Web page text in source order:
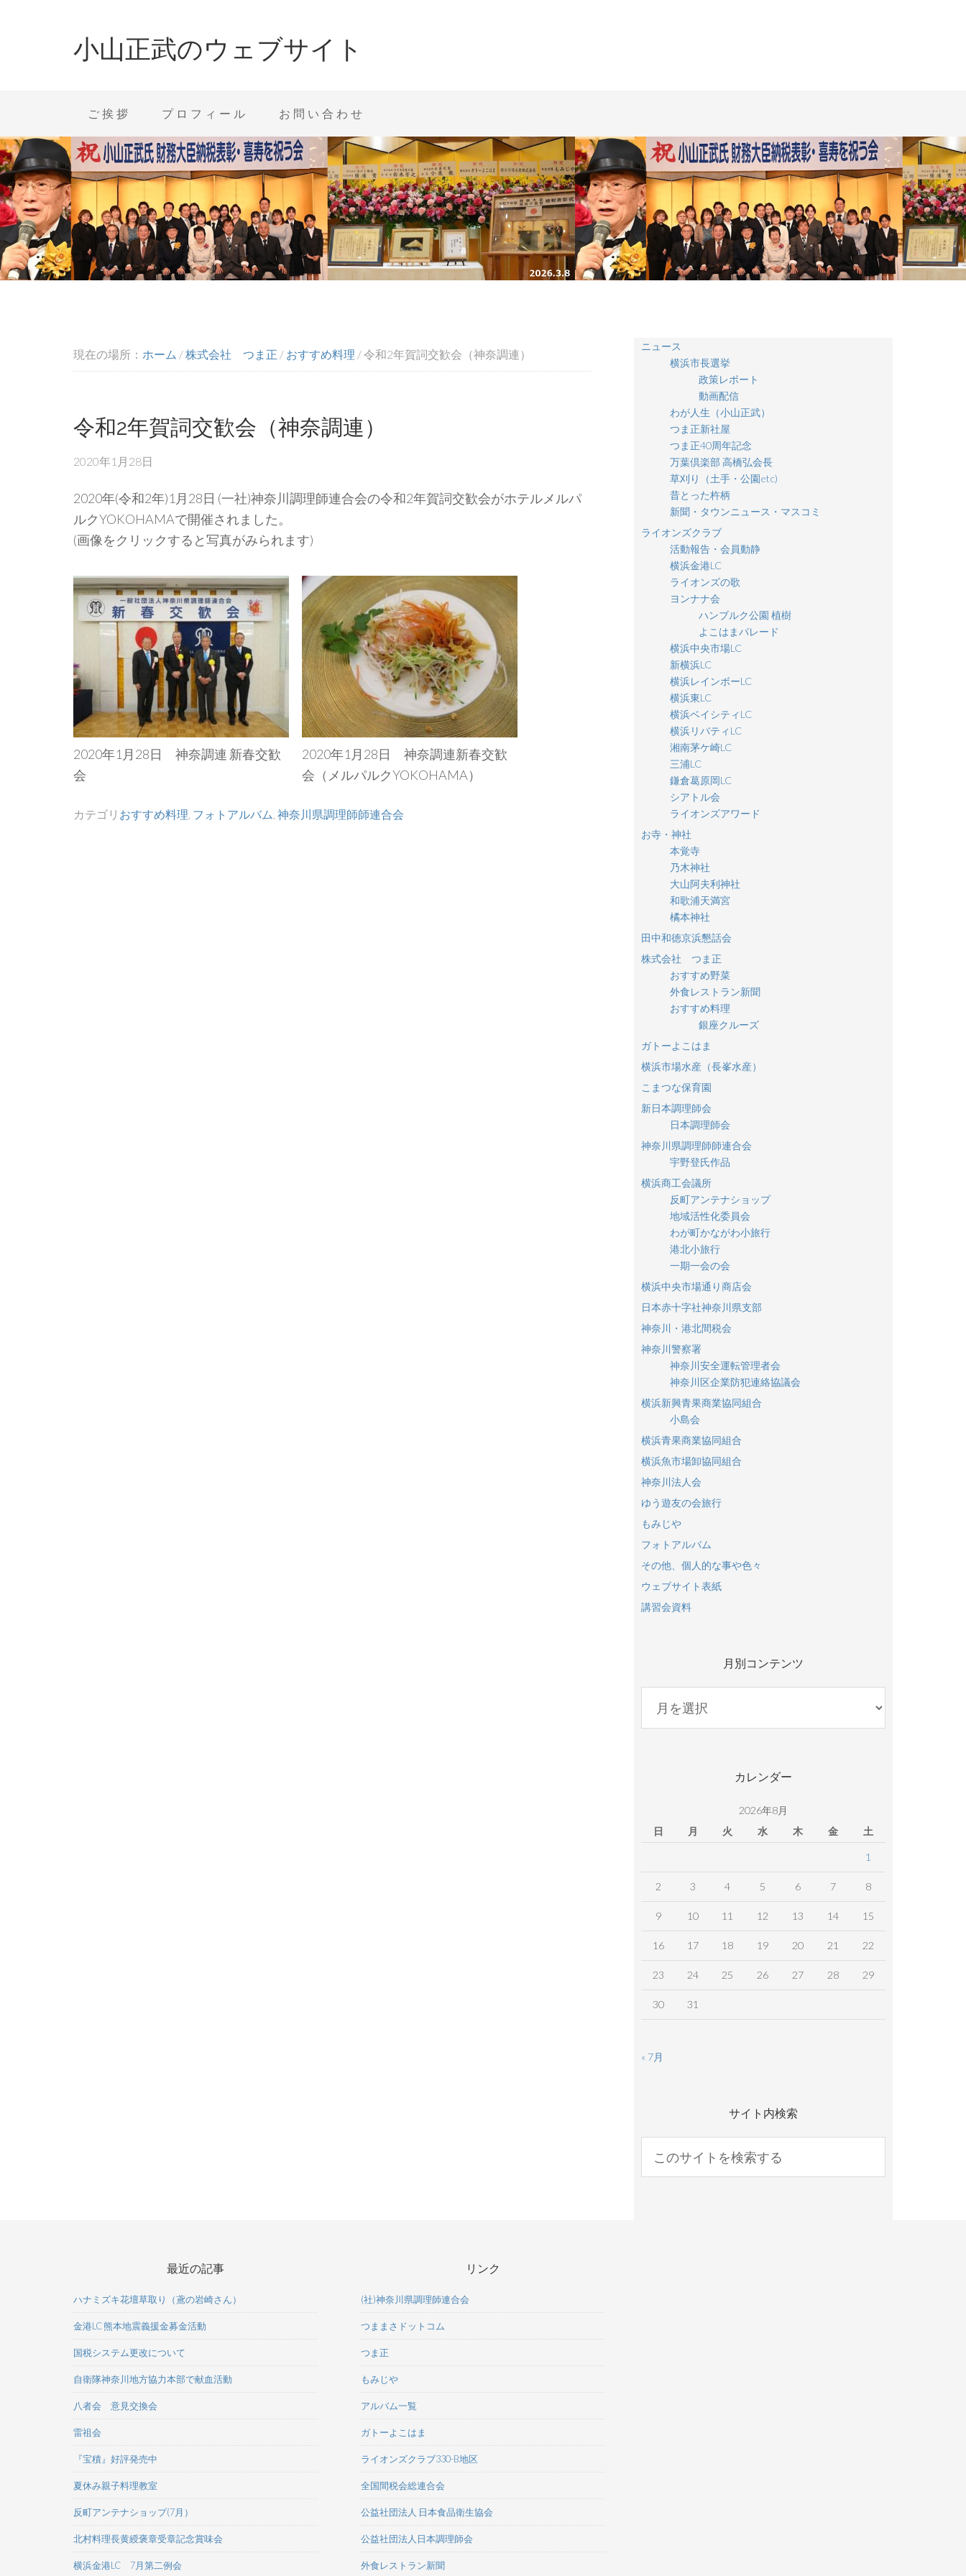
小山正武のウェブサイト
ご挨拶 プロフィール お問い合わせ
現在の場所： ホーム /株式会社 つま正 / おすすめ料理 /令和2年賀詞交歓会（神奈調連）
令和2年賀詞交歓会（神奈調連）
2020年1月28日
2020年(令和2年)1月28日 (一社)神奈川調理師連合会の令和2年賀詞交歓会がホテルメルパ
ルクYOKOHAMAで開催されました。
(画像をクリックすると写真がみられます)
2020年1月28日 神奈調連 新春交歓
会
2020年1月28日 神奈調連新春交歓
会（メルパルクYOKOHAMA）
カテゴリ おすすめ料理 フォトアルバム 神奈川県調理師師連合会
ニュース
横浜市長選挙
政策レポート
動画配信
わが人生（小山正武）
つま正新社屋
つま正40周年記念
万葉倶楽部 高橋弘会長
草刈り（土手・公園etc)
昔とった杵柄
新聞・タウンニュース・マスコミ
ライオンズクラブ
活動報告・会員動静
横浜金港LC
ライオンズの歌
ヨンナナ会
ハンブルク公園 植樹
よこはまパレード
横浜中央市場LC
新横浜LC
横浜レインボーLC
横浜東LC
横浜ベイシティLC
横浜リバティLC
湘南茅ケ崎LC
三浦LC
鎌倉葛原岡LC
シアトル会
ライオンズアワード
お寺・神社
本覚寺
乃木神社
大山阿夫利神社
和歌浦天満宮
橘本神社
田中和徳京浜懇話会
株式会社 つま正
おすすめ野菜
外食レストラン新聞
おすすめ料理
銀座クルーズ
ガトーよこはま
横浜市場水産（長峯水産）
こまつな保育園
新日本調理師会
日本調理師会
神奈川県調理師師連合会
宇野登氏作品
横浜商工会議所
反町アンテナショップ
地域活性化委員会
わが町かながわ小旅行
港北小旅行
一期一会の会
横浜中央市場通り商店会
日本赤十字社神奈川県支部
神奈川・港北間税会
神奈川警察署
神奈川安全運転管理者会
神奈川区企業防犯連絡協議会
横浜新興青果商業協同組合
小島会
横浜青果商業協同組合
横浜魚市場卸協同組合
神奈川法人会
ゆう遊友の会旅行
もみじや
フォトアルバム
その他、個人的な事や色々
ウェブサイト表紙
講習会資料
月別コンテンツ
コ
カレンダー
2026年8月
日
月 火 水 木 金 土
1
2 3 4 5 6 7 8
9 10 11 12 13 14 15
16 17 18 19 20 21 22
23 24 25 26 27 28 29
30 31
« 7月
サイト内検索
最近の記事
ハナミズキ花壇草取り（鳶の岩崎さん）
金港LC 熊本地震義援金募金活動
国税システム更改について
自衛隊神奈川地方協力本部で献血活動
八者会 意見交換会
雷祖会
『宝積』好評発売中
夏休み親子料理教室
反町アンテナショップ(7月）
北村料理長黄綬褒章受章記念賞味会
横浜金港LC 7月第二例会
リンク
(社)神奈川県調理師連合会
つままさドットコム
つま正
もみじや
アルバム一覧
ガトーよこはま
ライオンズクラブ330-B地区
全国間税会総連合会
公益社団法人 日本食品衛生協会
公益社団法人日本調理師会
外食レストラン新聞